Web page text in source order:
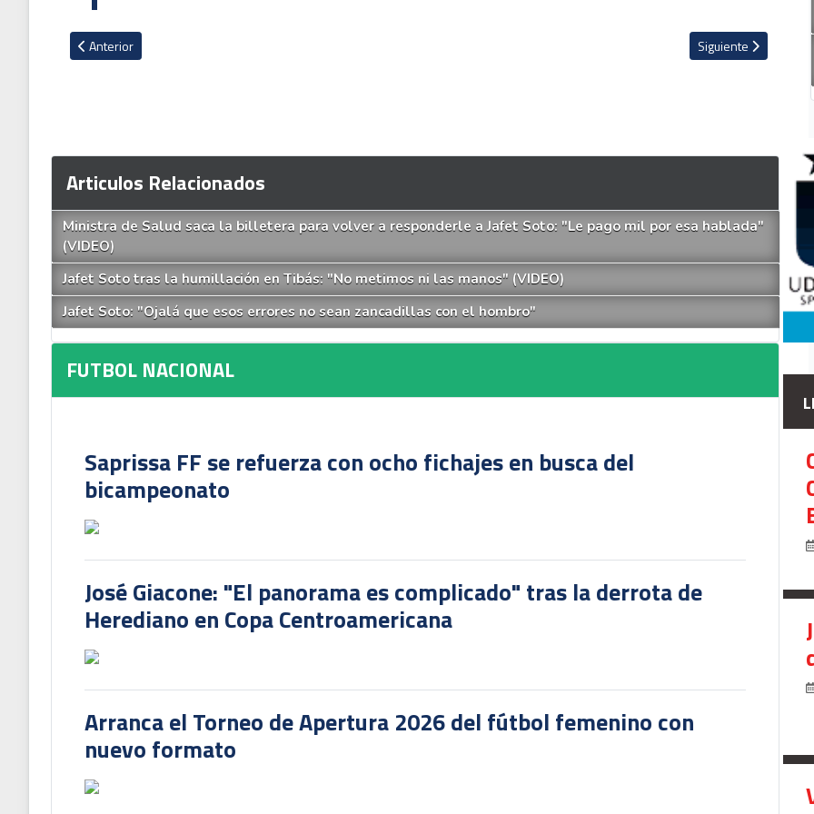
Artículo anterior: César Alpízar: "Competimos contra situaciones anormales" (VIDEO)
Anterior Artículo siguiente:
Siguiente
Articulos Relacionados
Ministra de Salud saca la billetera para volver a responderle a Jafet Soto: "Le pago mil por esa hablada"
(VIDEO)
Jafet Soto tras la humillación en Tibás: "No metimos ni las manos" (VIDEO)
Jafet Soto: "Ojalá que esos errores no sean zancadillas con el hombro"
FUTBOL NACIONAL
Saprissa FF se refuerza con ocho fichajes en busca del
bicampeonato
José Giacone: "El panorama es complicado" tras la derrota de
Herediano en Copa Centroamericana
Arranca el Torneo de Apertura 2026 del fútbol femenino con
nuevo formato